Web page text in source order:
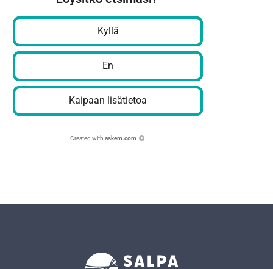
Kyllä
En
Kaipaan lisätietoa
Created with askem.com